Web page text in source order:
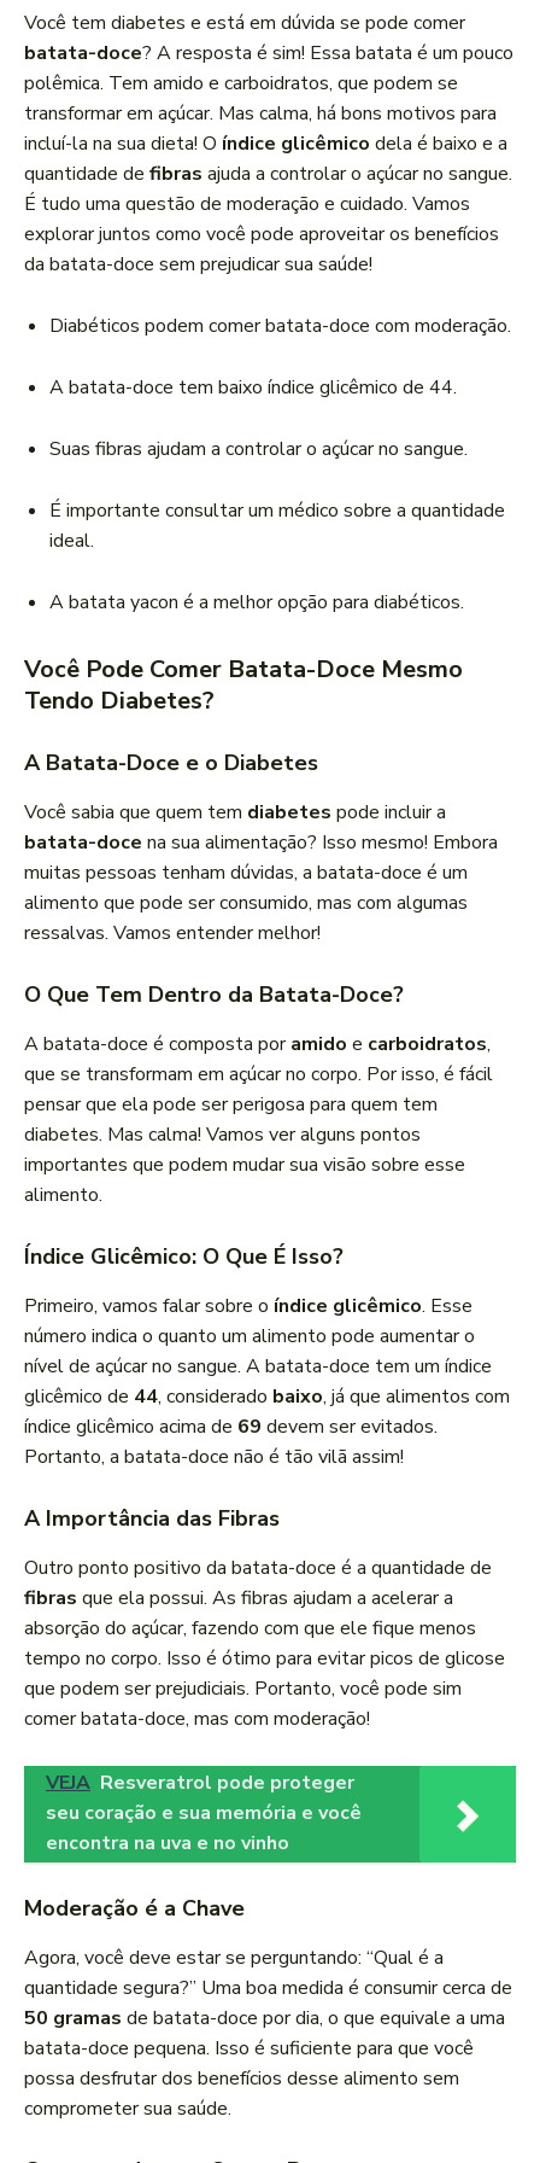
d
o
r
d
e
á
u
d
i
Você tem diabetes e está em dúvida se pode comer
batata-doce? A resposta é sim! Essa batata é um pouco
polêmica. Tem amido e carboidratos, que podem se
transformar em açúcar. Mas calma, há bons motivos para
incluí-la na sua dieta! O índice glicêmico dela é baixo e a
quantidade de fibras ajuda a controlar o açúcar no sangue.
É tudo uma questão de moderação e cuidado. Vamos
explorar juntos como você pode aproveitar os benefícios
da batata-doce sem prejudicar sua saúde!
Diabéticos podem comer batata-doce com moderação.
A batata-doce tem baixo índice glicêmico de 44.
Suas fibras ajudam a controlar o açúcar no sangue.
É importante consultar um médico sobre a quantidade
ideal.
A batata yacon é a melhor opção para diabéticos.
Você Pode Comer Batata-Doce Mesmo
Tendo Diabetes?
A Batata-Doce e o Diabetes
Você sabia que quem tem diabetes pode incluir a
batata-doce na sua alimentação? Isso mesmo! Embora
muitas pessoas tenham dúvidas, a batata-doce é um
alimento que pode ser consumido, mas com algumas
ressalvas. Vamos entender melhor!
O Que Tem Dentro da Batata-Doce?
A batata-doce é composta poramido e carboidratos,
que se transformam em açúcar no corpo. Por isso, é fácil
pensar que ela pode ser perigosa para quem tem
diabetes. Mas calma! Vamos ver alguns pontos
importantes que podem mudar sua visão sobre esse
alimento.
Índice Glicêmico: O Que É Isso?
Primeiro, vamos falar sobre o índice glicêmico. Esse
número indica o quanto um alimento pode aumentar o
nível de açúcar no sangue. A batata-doce tem um índice
glicêmico de 44, considerado baixo, já que alimentos com
índice glicêmico acima de 69 devem ser evitados.
Portanto, a batata-doce não é tão vilã assim!
A Importância das Fibras
Outro ponto positivo da batata-doce é a quantidade de
fibras que ela possui. As fibras ajudam a acelerar a
absorção do açúcar, fazendo com que ele fique menos
tempo no corpo. Isso é ótimo para evitar picos de glicose
que podem ser prejudiciais. Portanto, você pode sim
comer batata-doce, mas com moderação!
VEJA Resveratrol pode proteger
seu coração e sua memória e você
encontra na uva e no vinho
Moderação é a Chave
Agora, você deve estar se perguntando: “Qual é a
quantidade segura?” Uma boa medida é consumir cerca de
50 gramas de batata-doce por dia, o que equivale a uma
batata-doce pequena. Isso é suficiente para que você
possa desfrutar dos benefícios desse alimento sem
comprometer sua saúde.